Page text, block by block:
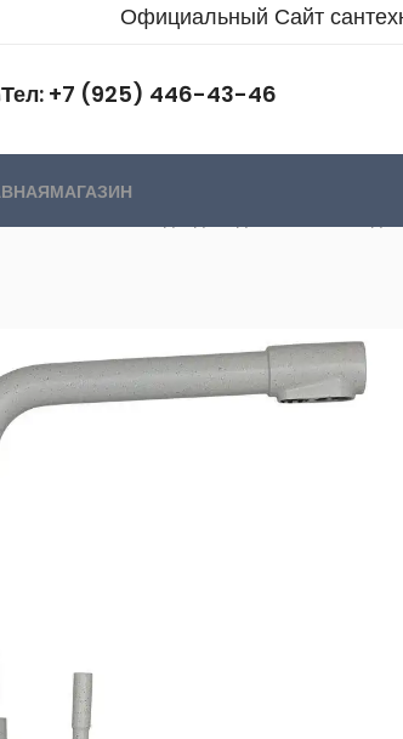
Официальный Сайт
Тел: +7 (925) 446-43-46
МАГАЗИН